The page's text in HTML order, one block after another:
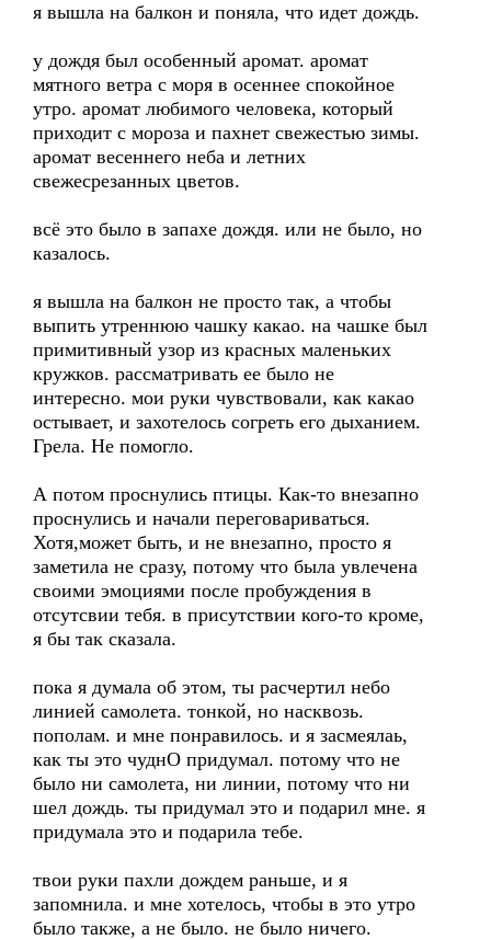
я вышла на балкон и поняла, что идет дождь.
у дождя был особенный аромат. аромат
мятного ветра с моря в осеннее спокойное
утро. аромат любимого человека, который
приходит с мороза и пахнет свежестью зимы.
аромат весеннего неба и летних
свежесрезанных цветов.
всё это было в запахе дождя. или не было, но
казалось.
я вышла на балкон не просто так, а чтобы
выпить утреннюю чашку какао. на чашке был
примитивный узор из красных маленьких
кружков. рассматривать ее было не
интересно. мои руки чувствовали, как какао
остывает, и захотелось согреть его дыханием.
Грела. Не помогло.
А потом проснулись птицы. Как-то внезапно
проснулись и начали переговариваться.
Хотя,может быть, и не внезапно, просто я
заметила не сразу, потому что была увлечена
своими эмоциями после пробуждения в
отсутсвии тебя. в присутствии кого-то кроме,
я бы так сказала.
пока я думала об этом, ты расчертил небо
линией самолета. тонкой, но насквозь.
пополам. и мне понравилось. и я засмеялаь,
как ты это чуднО придумал. потому что не
было ни самолета, ни линии, потому что ни
шел дождь. ты придумал это и подарил мне. я
придумала это и подарила тебе.
твои руки пахли дождем раньше, и я
запомнила. и мне хотелось, чтобы в это утро
было также, а не было. не было ничего.